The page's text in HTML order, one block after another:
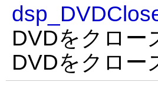
DVDをクロー
DVDをクロー